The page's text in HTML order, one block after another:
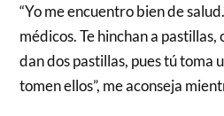
“Yo me encuentro bien de
médicos. Te hinchan a pastillas,
dan dos pastillas, pues tú toma
tomen ellos”, me aconseja